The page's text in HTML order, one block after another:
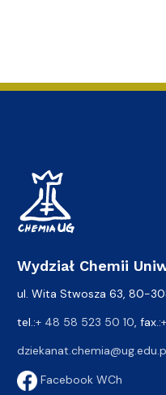
Wydział Chemii
ul. Wita Stwosza 63, 80-
tel.:+ 48 58 523 50 10, fax.:
Facebook WCh